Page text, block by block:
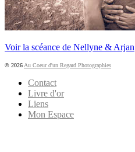
Voir la scéance de Nellyne & Arjan
© 2026Au Coeur d'un Regard Photographies
Contact
Livre d'or
Liens
Mon Espace